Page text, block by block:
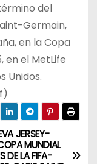
del
Germain,
en la Copa
en el MetLife
Unidos.
JERSEY-
MUNDIAL
DE LA FIFA-